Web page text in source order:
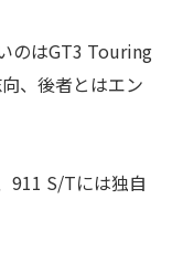
のはGT3 Touring
、後者とはエン
911 S/Tには独自